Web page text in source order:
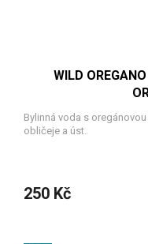
WILD
Bylinná voda s
obličeje a úst.
250 Kč